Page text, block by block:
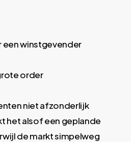
een winstgevender
order
niet afzonderlijk
het alsof een geplande
de markt simpelweg